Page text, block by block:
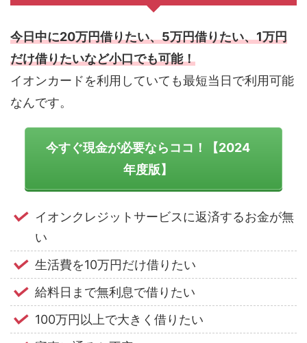
今日中に20万円借りたい、5万円借りたい、1万円
だけ借りたいなど小口でも可能！
イオンカードを利用していても最短当日で利用可能
なんです。
今すぐ現金が必要ならココ！【2024
年度版】
イオンクレジットサービスに返済するお金が無
い
生活費を10万円だけ借りたい
給料日まで無利息で借りたい
100万円以上で大きく借りたい